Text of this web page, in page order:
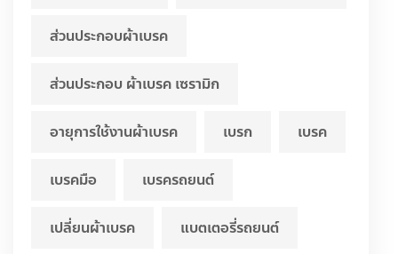
ส่วนประกอบผ้าเบรค
ส่วนประกอบ ผ้าเบรค เซรามิก
อายุการใช้งานผ้าเบรค เบรก เบรค
เบรคมือ เบรครถยนต์
เปลี่ยนผ้าเบรค แบตเตอรี่รถยนต์